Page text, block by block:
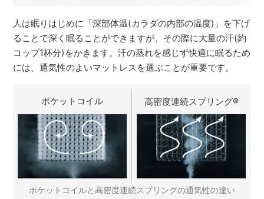
人は眠りはじめに「深部体温(カラダの内部の温度)」を下げ
ることで深く眠ることができますが、その際に大量の汗(約
コップ1杯分)をかきます。汗の蒸れを感じず快適に眠るため
には、通気性のよいマットレスを選ぶことが重要です。
ポケットコイル 高密度連続スプリング®
ポケットコイルと高密度連続スプリングの通気性の違い